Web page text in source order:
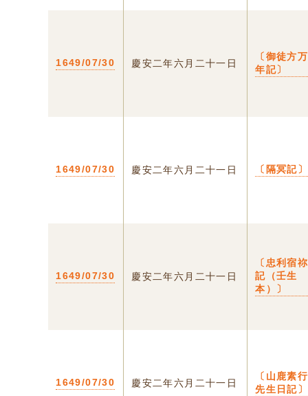
1649/07/30 慶安二年六月二十一日
〔御徒方万
年記〕
1649/07/30 慶安二年六月二十一日 〔隔冥記〕
1649/07/30 慶安二年六月二十一日
〔忠利宿祢
記（壬生
本）〕
1649/07/30 慶安二年六月二十一日
〔山鹿素行
先生日記〕